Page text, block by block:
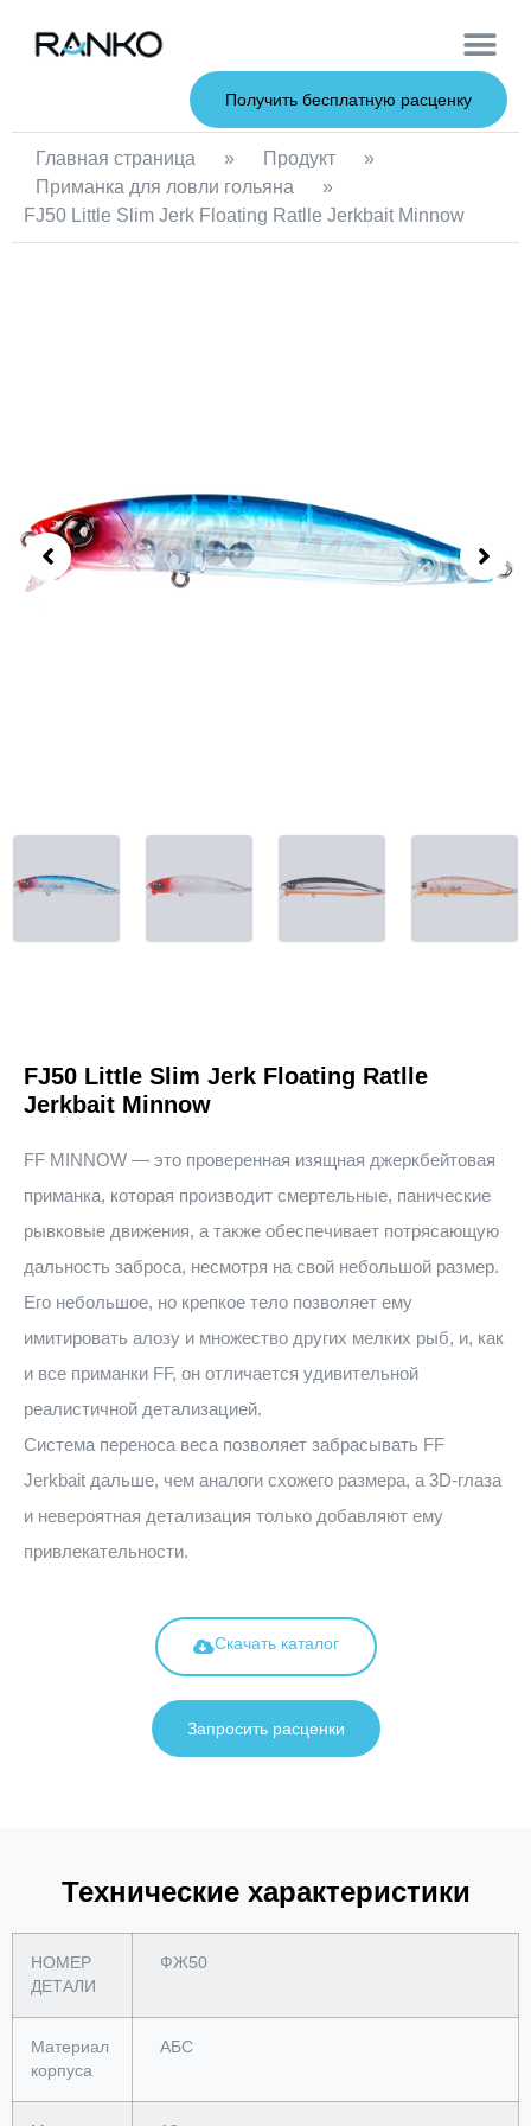
Получить бесплатную расценку
Главная страница » Продукт
»
Приманка для ловли гольяна
»
FJ50 Little Slim Jerk Floating Ratlle Jerkbait Minnow
FJ50 Little Slim Jerk Floating Ratlle
Jerkbait Minnow
FF MINNOW — это проверенная изящная джеркбейтовая
приманка, которая производит смертельные, панические
рывковые движения, а также обеспечивает потрясающую
дальность заброса, несмотря на свой небольшой размер.
Его небольшое, но крепкое тело позволяет ему
имитировать алозу и множество других мелких рыб, и, как
и все приманки FF, он отличается удивительной
реалистичной детализацией.
Система переноса веса позволяет забрасывать FF
Jerkbait дальше, чем аналоги схожего размера, а 3D-глаза
и невероятная детализация только добавляют ему
привлекательности.
Скачать каталог
Запросить расценки
Технические характеристики
НОМЕР
ДЕТАЛИ
ФЖ50
Материал
корпуса
АБС